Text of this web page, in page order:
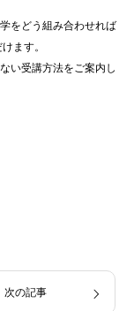
をどう組み合わせれば
ます。
い受講方法をご案内し
次の記事